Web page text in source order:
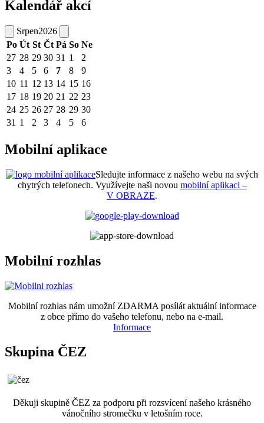
Kalendář akcí
Srpen2026
Po Út St Čt Pá So Ne
27 28 29 30 31 1
2
3
4 5 6 7 8
9
10 11 12 13 14 15 16
17 18 19 20 21 22 23
24 25 26 27 28 29 30
31 1 2 3 4 5 6
Mobilní aplikace
Sledujte informace z našeho webu na svých
chytrých telefonech. Využívejte naši novou mobilní aplikaci –
V OBRAZE.
Mobilní rozhlas
Mobilní rozhlas nám umožní ZDARMA posílát aktuální informace
z obce přímo do vašeho telefonu, nebo na e-mail.
Informace
Skupina ČEZ
Děkuji skupině ČEZ za podporu při rozsvícení našeho krásného
vánočního stromečku v letošním roce.